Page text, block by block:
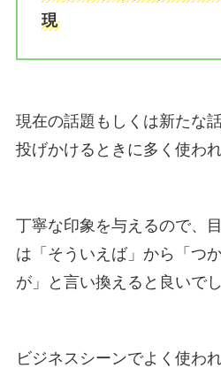
現
現在の話題もしくは新たな
投げかけるときに多く使わ
丁寧な印象を与えるので、
は「そういえば」から「つ
が」と言い換えると良いでし
ビジネスシーンでよく使わ